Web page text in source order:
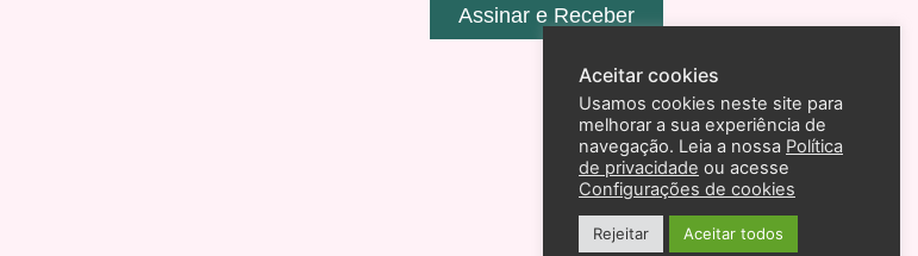
Assinar e Receber
Aceitar cookies
Usamos cookies neste site para
melhorar a sua experiência de
navegação. Leia a nossa Política
de privacidade ou acesse
Configurações de cookies
Rejeitar Aceitar todos